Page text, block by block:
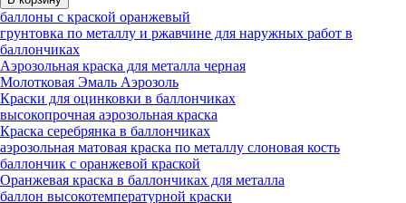
баллоны с краской оранжевый
грунтовка по металлу и ржавчине для наружных работ в
баллончиках
Аэрозольная краска для металла черная
Молотковая Эмаль Аэрозоль
Краски для оцинковки в баллончиках
высокопрочная аэрозольная краска
Краска серебрянка в баллончиках
аэрозольная матовая краска по металлу слоновая кость
баллончик с оранжевой краской
Оранжевая краска в баллончиках для металла
баллон высокотемпературной краски